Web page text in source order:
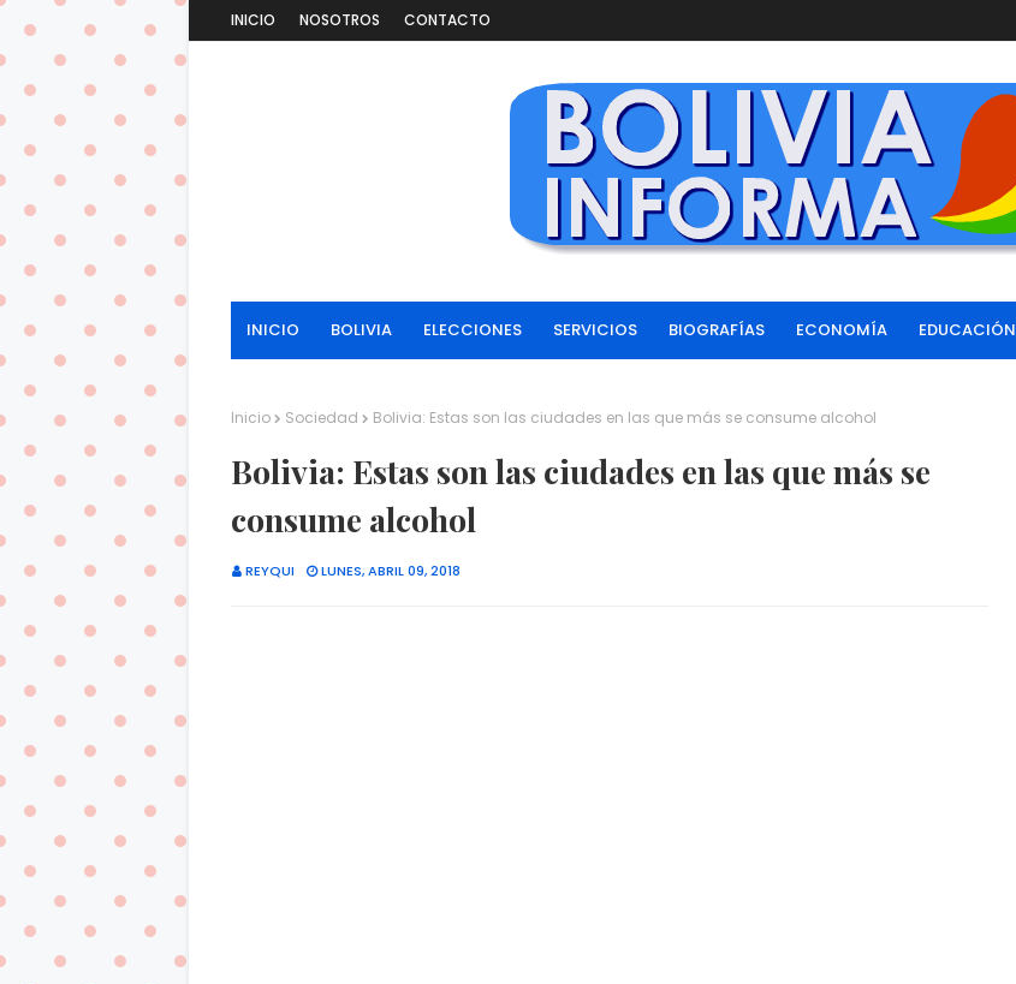
INICIO NOSOTROS CONTACTO
INICIO BOLIVIA ELECCIONES SERVICIOS BIOGRAFÍAS ECONOMÍA EDUCACIÓN
Inicio Sociedad Bolivia: Estas son las ciudades en las que más se consume alcohol
Bolivia: Estas son las ciudades en las que más se
consume alcohol
REYQUI LUNES, ABRIL 09, 2018